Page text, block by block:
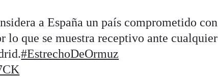
a España un país comprometido con
lo que se muestra receptivo ante cualquier
#EstrechoDeOrmuz